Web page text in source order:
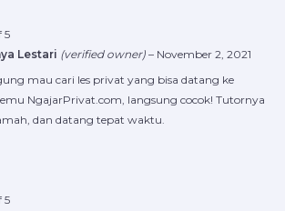
5
Lestari (verified owner) – November 2, 2021
mau cari les privat yang bisa datang ke
NgajarPrivat.com, langsung cocok! Tutornya
dan datang tepat waktu.
5